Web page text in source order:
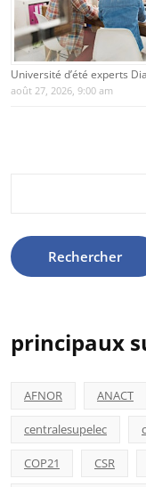
Université d’été experts
août 27, 2026, 9:00 am
principaux
AFNOR ANACT
centralesupelec
COP21 CSR